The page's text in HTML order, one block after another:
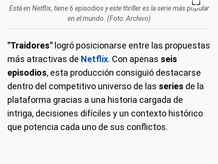
Está en Netflix, tiene 6 episodios y este thriller es la serie más popular
en el mundo. (Foto: Archivo)
"Traidores" logró posicionarse entre las propuestas
más atractivas de Netflix. Con apenas seis
episodios, esta producción consiguió destacarse
dentro del competitivo universo de las series de la
plataforma gracias a una historia cargada de
intriga, decisiones difíciles y un contexto histórico
que potencia cada uno de sus conflictos.